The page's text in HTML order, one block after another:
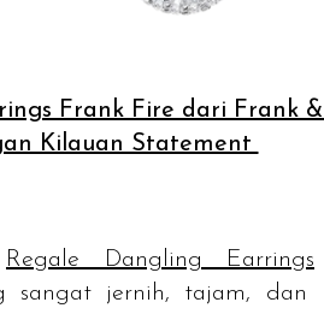
Frank Fire dari Frank &
Kilauan Statement
Regale Dangling Earrings
sangat jernih, tajam, dan